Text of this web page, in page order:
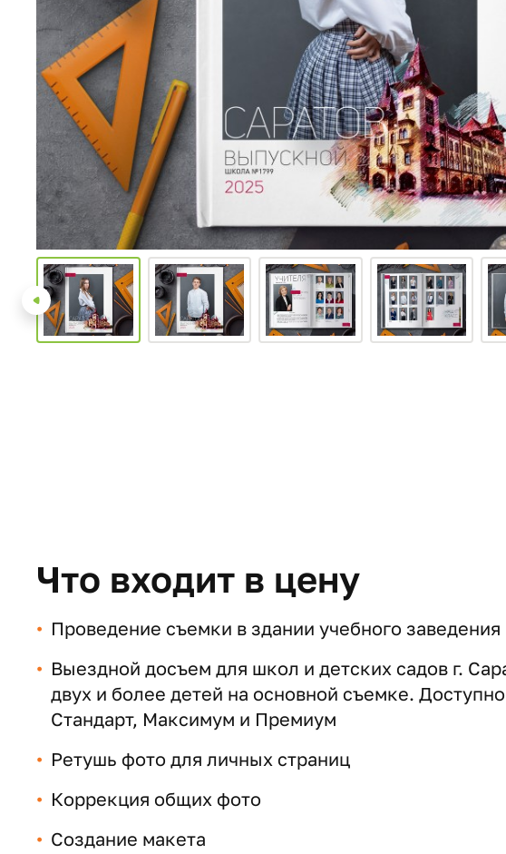
Что входит в цену
Проведение съемки в здании учебного заведения
Выездной досъем для школ и детских садов г.
двух и более детей на основной съемке.
Стандарт, Максимум и Премиум
Ретушь фото для личных страниц
Коррекция общих фото
Создание макета